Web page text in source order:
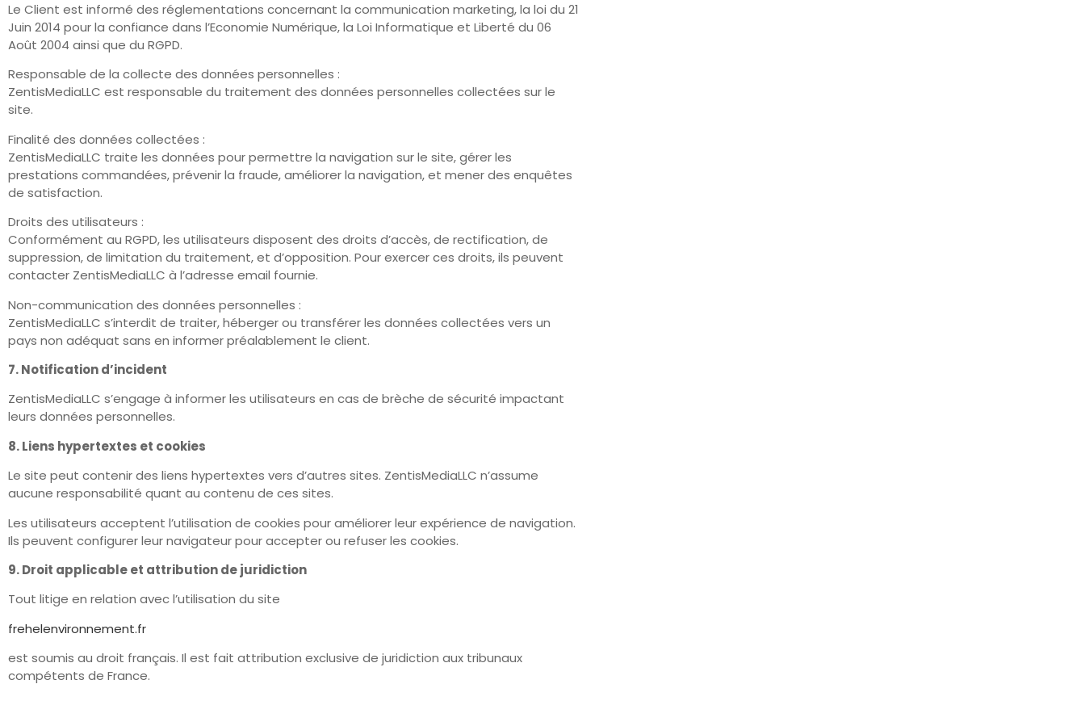
Le Client est informé des réglementations concernant la communication marketing, la loi du 21
Juin 2014 pour la confiance dans l’Economie Numérique, la Loi Informatique et Liberté du 06
Août 2004 ainsi que du RGPD.
Responsable de la collecte des données personnelles :
ZentisMediaLLC est responsable du traitement des données personnelles collectées sur le
site.
Finalité des données collectées :
ZentisMediaLLC traite les données pour permettre la navigation sur le site, gérer les
prestations commandées, prévenir la fraude, améliorer la navigation, et mener des enquêtes
de satisfaction.
Droits des utilisateurs :
Conformément au RGPD, les utilisateurs disposent des droits d’accès, de rectification, de
suppression, de limitation du traitement, et d’opposition. Pour exercer ces droits, ils peuvent
contacter ZentisMediaLLC à l’adresse email fournie.
Non-communication des données personnelles :
ZentisMediaLLC s’interdit de traiter, héberger ou transférer les données collectées vers un
pays non adéquat sans en informer préalablement le client.
7. Notification d’incident
ZentisMediaLLC s’engage à informer les utilisateurs en cas de brèche de sécurité impactant
leurs données personnelles.
8. Liens hypertextes et cookies
Le site peut contenir des liens hypertextes vers d’autres sites. ZentisMediaLLC n’assume
aucune responsabilité quant au contenu de ces sites.
Les utilisateurs acceptent l’utilisation de cookies pour améliorer leur expérience de navigation.
Ils peuvent configurer leur navigateur pour accepter ou refuser les cookies.
9. Droit applicable et attribution de juridiction
Tout litige en relation avec l’utilisation du site
frehelenvironnement.fr
est soumis au droit français. Il est fait attribution exclusive de juridiction aux tribunaux
compétents de France.